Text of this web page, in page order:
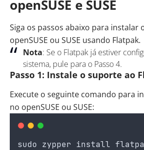
openSUSE e SUSE
Siga os passos abaixo para instalar
openSUSE ou SUSE usando Flatpak.
Nota: Se o Flatpak já estiver
sistema, pule para o Passo 4.
Passo 1: Instale o suporte ao
Execute o seguinte comando para
no openSUSE ou SUSE:
sudo zypper install